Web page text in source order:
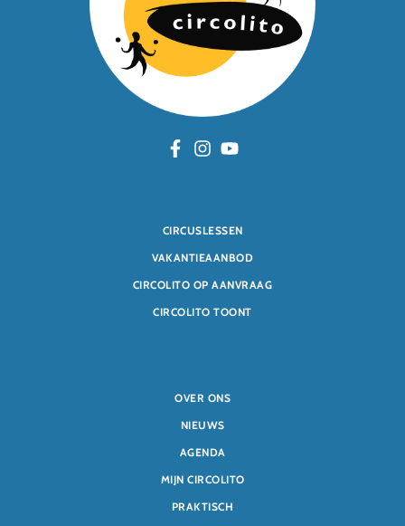
CIRCUSLESSEN
VAKANTIEAANBOD
CIRCOLITO OP AANVRAAG
CIRCOLITO TOONT
OVER ONS
NIEUWS
AGENDA
MIJN CIRCOLITO
PRAKTISCH